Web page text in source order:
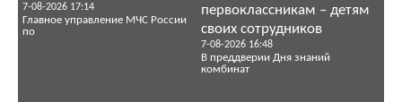
7-08-2026 17:14
Главное управление МЧС России
по
первоклассникам – детям
своих сотрудников
7-08-2026 16:48
В преддверии Дня знаний
комбинат